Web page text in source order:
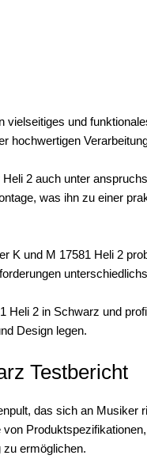
vielseitiges und
hochwertigen
2 auch unter
was ihn zu einer
K und M 17581 Heli 2
Heli 2 in Schwarz und
Design legen.
Testbericht
das sich an Musiker
ermöglichen.